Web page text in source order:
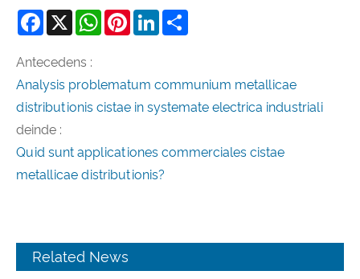
Facebook
X WhatsAppPinterestLinkedIn
Antecedens :
Analysis problematum communium metallicae
distributionis cistae in systemate electrica industriali
deinde :
Quid sunt applicationes commerciales cistae
metallicae distributionis?
Related News